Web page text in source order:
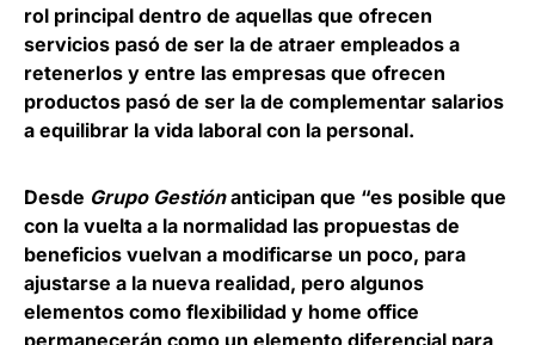
rol principal dentro de aquellas que ofrecen
servicios pasó de ser la de atraer empleados a
retenerlos y entre las empresas que ofrecen
productos pasó de ser la de complementar salarios
a equilibrar la vida laboral con la personal.
Desde Grupo Gestiónanticipan que “es posible que
con la vuelta a la normalidad las propuestas de
beneficios vuelvan a modificarse un poco, para
ajustarse a la nueva realidad, pero algunos
elementos como flexibilidad y home office
permanecerán como un elemento diferencial para